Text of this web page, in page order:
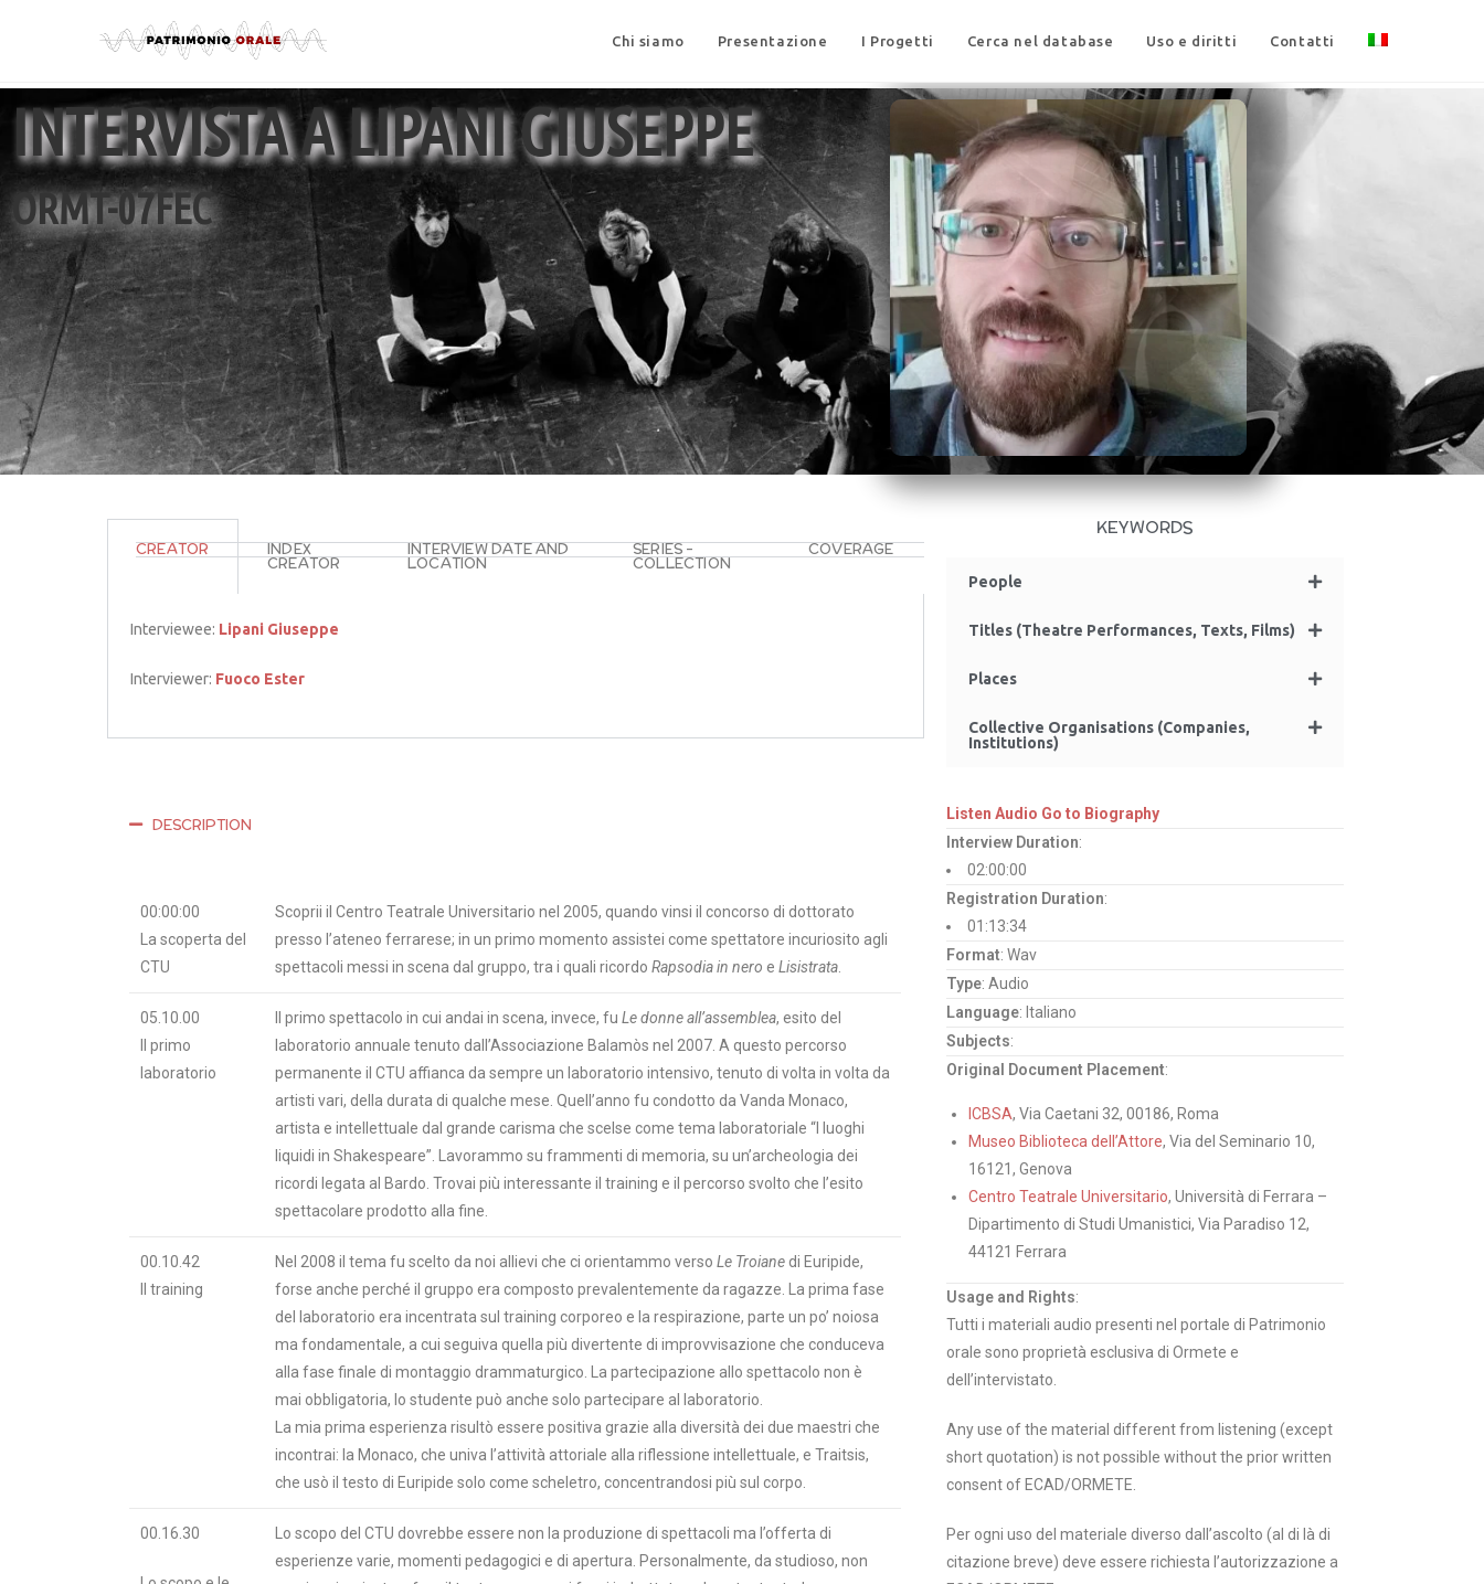
Chi siamo Presentazione I Progetti Cerca nel database Uso e diritti Contatti
INTERVISTA A LIPANI GIUSEPPE
ORMT-07FEC
CREATOR INDEX
CREATOR
INTERVIEW DATE AND
LOCATION
SERIES –
COLLECTION
COVERAGE
Interviewee: Lipani Giuseppe
Interviewer: Fuoco Ester
KEYWORDS
People
Titles (Theatre Performances, Texts, Films)
Places
Collective Organisations (Companies,
Institutions)
DESCRIPTION
00:00:00
La scoperta del
CTU
Scoprii il Centro Teatrale Universitario nel 2005, quando vinsi il concorso di dottorato
presso l’ateneo ferrarese; in un primo momento assistei come spettatore incuriosito agli
spettacoli messi in scena dal gruppo, tra i quali ricordo Rapsodia in nero e Lisistrata
05.10.00
Il primo
laboratorio
Il primo spettacolo in cui andai in scena, invece, fu Le donne all’assemblea, esito del
laboratorio annuale tenuto dall’Associazione Balamòs nel 2007. A questo percorso
permanente il CTU affianca da sempre un laboratorio intensivo, tenuto di volta in volta da
artisti vari, della durata di qualche mese. Quell’anno fu condotto da Vanda Monaco,
artista e intellettuale dal grande carisma che scelse come tema laboratoriale “I luoghi
liquidi in Shakespeare”. Lavorammo su frammenti di memoria, su un’archeologia dei
ricordi legata al Bardo. Trovai più interessante il training e il percorso svolto che l’esito
spettacolare prodotto alla fine.
00.10.42
Il training
Nel 2008 il tema fu scelto da noi allievi che ci orientammo verso Le Troiane di Euripide,
forse anche perché il gruppo era composto prevalentemente da ragazze. La prima fase
del laboratorio era incentrata sul training corporeo e la respirazione, parte un po’ noiosa
ma fondamentale, a cui seguiva quella più divertente di improvvisazione che conduceva
alla fase finale di montaggio drammaturgico. La partecipazione allo spettacolo non è
mai obbligatoria, lo studente può anche solo partecipare al laboratorio.
La mia prima esperienza risultò essere positiva grazie alla diversità dei due maestri che
incontrai: la Monaco, che univa l’attività attoriale alla riflessione intellettuale, e Traitsis,
che usò il testo di Euripide solo come scheletro, concentrandosi più sul corpo.
00.16.30
Lo scopo del CTU dovrebbe essere non la produzione di spettacoli ma l’offerta di
esperienze varie, momenti pedagogici e di apertura. Personalmente, da studioso, non
Listen Audio Go to Biography
Interview Duration:
02:00:00
Registration Duration:
01:13:34
Format: Wav
Type: Audio
Language: Italiano
Subjects:
Original Document Placement:
ICBSA, Via Caetani 32, 00186, Roma
Museo Biblioteca dell’Attore, Via del Seminario 10,
16121, Genova
Centro Teatrale Universitario, Università di Ferrara –
Dipartimento di Studi Umanistici, Via Paradiso 12,
44121 Ferrara
Usage and Rights:
Tutti i materiali audio presenti nel portale di Patrimonio
orale sono proprietà esclusiva di Ormete e
dell’intervistato.
Any use of the material different from listening (except
short quotation) is not possible without the prior written
consent of ECAD/ORMETE.
Per ogni uso del materiale diverso dall’ascolto (al di là di
citazione breve) deve essere richiesta l’autorizzazione a